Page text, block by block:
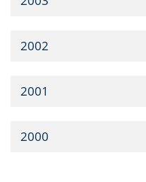
2002
2001
2000